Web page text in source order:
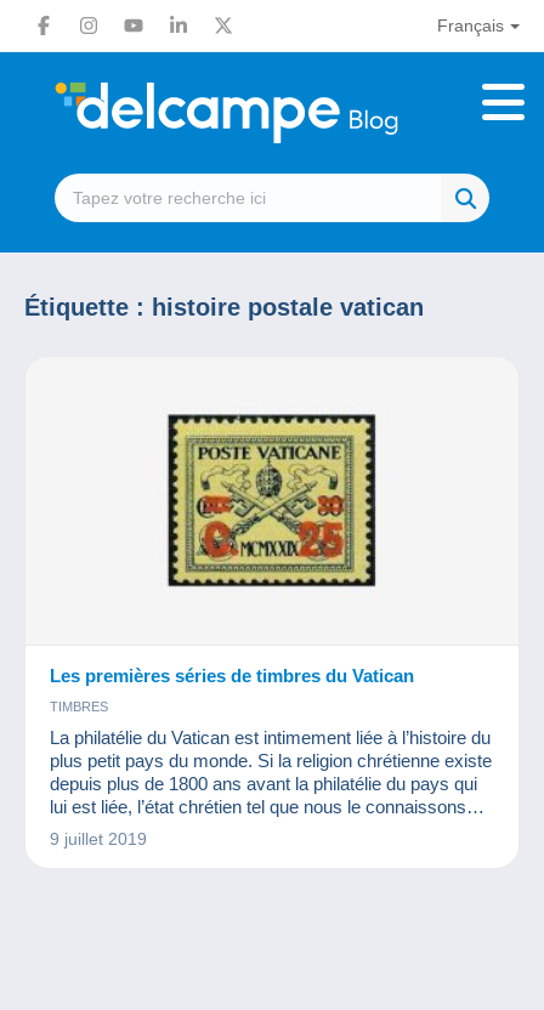
Français
Étiquette : histoire postale vatican
Les premières séries de timbres du Vatican
TIMBRES
La philatélie du Vatican est intimement liée à l’histoire du
plus petit pays du monde. Si la religion chrétienne existe
depuis plus de 1800 ans avant la philatélie du pays qui
lui est liée, l’état chrétien tel que nous le connaissons
actuellement, date de 1929.
9 juillet 2019